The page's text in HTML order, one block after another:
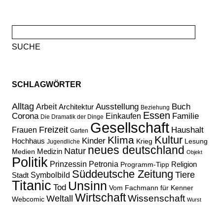
nach:
SCHLAGWÖRTER
Alltag Arbeit Architektur Ausstellung Beziehung Buch
Corona Die Dramatik der Dinge Einkaufen Essen Familie
Frauen Freizeit Garten Gesellschaft Haushalt
Hochhaus Jugendliche Kinder Klima Krieg Kultur Lesung
Medien Medizin Natur neues deutschland Objekt
Politik Prinzessin Petronia Programm-Tipp Religion
Stadt Symbolbild Süddeutsche Zeitung Tiere
Titanic Tod Unsinn Vom Fachmann für Kenner
Webcomic Weltall WirtschaftWissenschaft Wurst